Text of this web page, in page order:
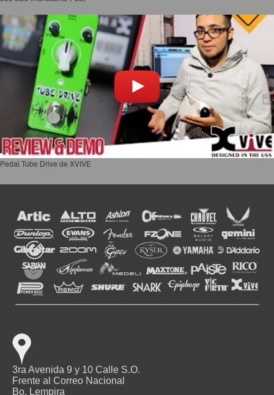
Pedal Tube Drive de XVIVE
3ra Avenida 9 y 10 Calle S.O.
Frente al Correo Nacional
Bo. Lempira